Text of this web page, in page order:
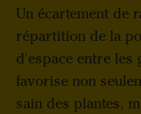
Un écartement de
répartition de la
d'espace entre les
favorise non
sain des plantes,